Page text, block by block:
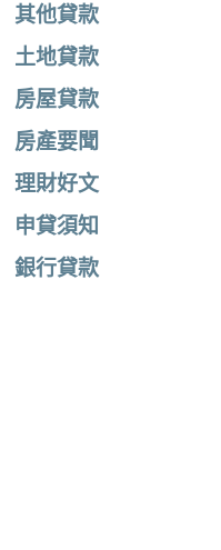
其他貸款
土地貸款
房屋貸款
房產要聞
理財好文
申貸須知
銀行貸款